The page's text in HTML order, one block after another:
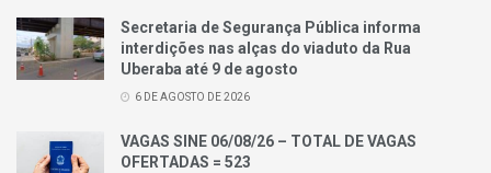
Secretaria de Segurança Pública informa
interdições nas alças do viaduto da Rua
Uberaba até 9 de agosto
6 DE AGOSTO DE 2026
VAGAS SINE 06/08/26 – TOTAL DE VAGAS
OFERTADAS = 523